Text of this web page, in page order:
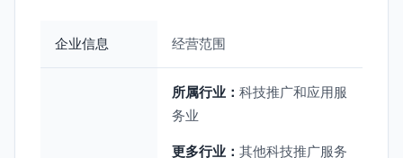
企业信息 经营范围
所属行业： 科技推广和应用服
务业
更多行业： 其他科技推广服务